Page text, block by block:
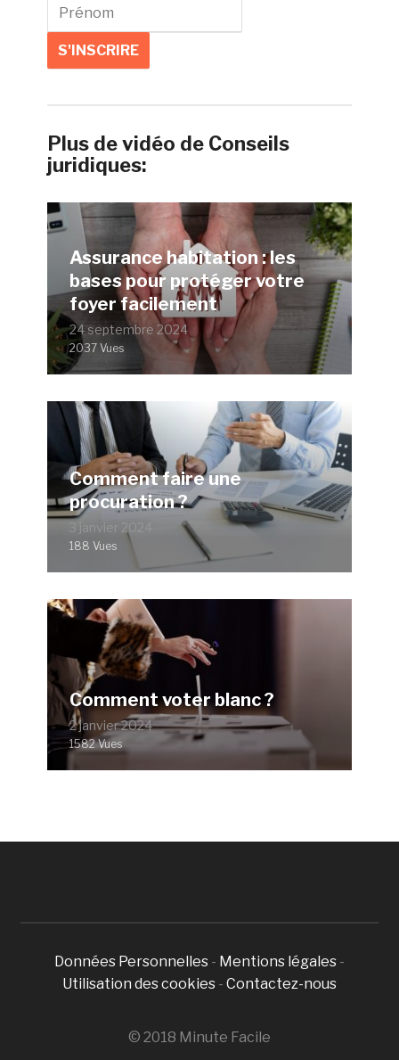
Plus de vidéo de Conseils
juridiques:
Assurance habitation : les
bases pour protéger votre
foyer facilement
24 septembre 2024
2037 Vues
Comment faire une
procuration ?
3 janvier 2024
188 Vues
Comment voter blanc ?
2 janvier 2024
1582 Vues
Données Personnelles - Mentions légales -
Utilisation des cookies - Contactez-nous
© 2018 Minute Facile